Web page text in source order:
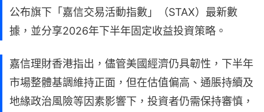
公布旗下「嘉信交易活動指數」（STAX）最新數
據，並分享2026年下半年固定收益投資策略。
嘉信理財香港指出，儘管美國經濟仍具韌性，下半年
市場整體基調維持正面，但在估值偏高、通脹持續及
地緣政治風險等因素影響下，投資者仍需保持審慎，